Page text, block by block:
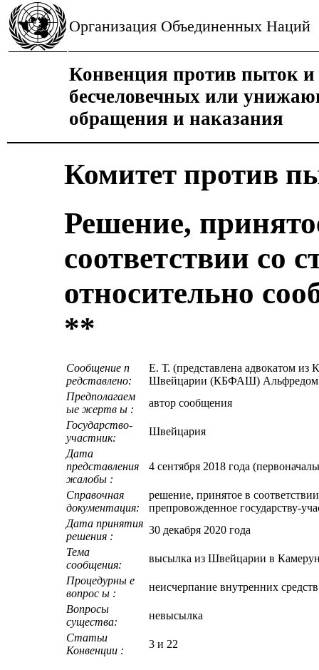
Организация Объединенных Наций
Конвенция против пыток и
бесчеловечных или
обращения и наказания
Комитет против
Решение,
соответствии со
относительно
**
Сообщение п
редставлено:
Е. Т. (представлена адвокатом из
Швейцарии (КБФАШ) Альфредом
Предполагаем
ые жертв ы :
автор сообщения
Государство-
участник:
Швейцария
Дата
представления
жалобы :
4 сентября 2018 года
Справочная
документация:
решение, принятое в
препровожденное государству-
Дата принятия
решения :
30 декабря 2020 года
Тема
сообщения:
высылка из Швейцарии в
Процедурны е
вопрос ы :
неисчерпание внутренних
Вопросы
существа:
невысылка
Статьи
Конвенции :
3 и 22